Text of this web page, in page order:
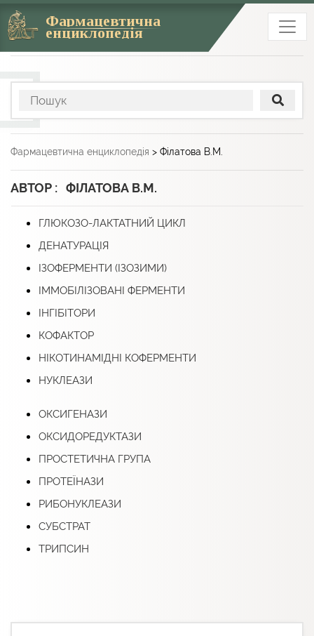
Фармацевтична
енциклопедія
Фармацевтична енциклопедія > Філатова В.М.
АВТОР : ФІЛАТОВА В.М.
ГЛЮКОЗО-ЛАКТАТНИЙ ЦИКЛ
ДЕНАТУРАЦІЯ
ІЗОФЕРМЕНТИ (ІЗОЗИМИ)
ІММОБІЛІЗОВАНІ ФЕРМЕНТИ
ІНГІБІТОРИ
КОФАКТОР
НІКОТИНАМІДНІ КОФЕРМЕНТИ
НУКЛЕАЗИ
ОКСИГЕНАЗИ
ОКСИДОРЕДУКТАЗИ
ПРОСТЕТИЧНА ГРУПА
ПРОТЕЇНАЗИ
РИБОНУКЛЕАЗИ
СУБСТРАТ
ТРИПСИН